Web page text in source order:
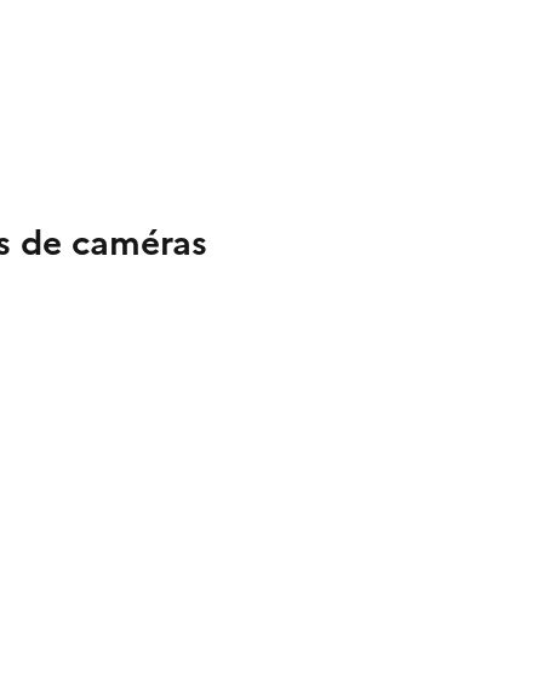
caméras